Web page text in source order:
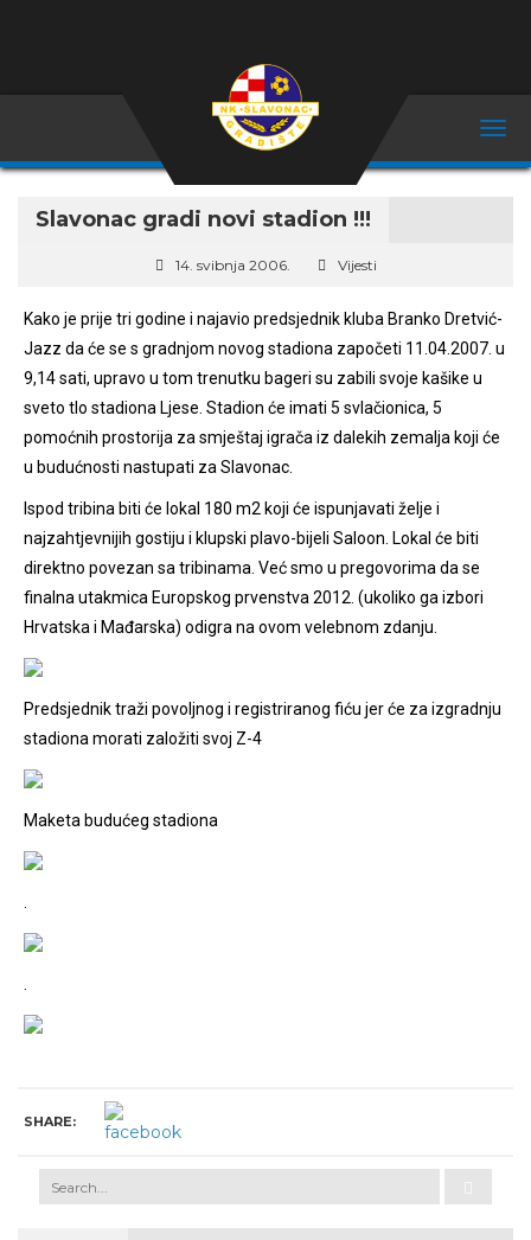
Slavonac gradi novi stadion !!!
14. svibnja 2006. Vijesti
Kako je prije tri godine i najavio predsjednik kluba Branko Dretvić-
Jazz da će se s gradnjom novog stadiona započeti 11.04.2007. u
9,14 sati, upravo u tom trenutku bageri su zabili svoje kašike u
sveto tlo stadiona Ljese. Stadion će imati 5 svlačionica, 5
pomoćnih prostorija za smještaj igrača iz dalekih zemalja koji će
u budućnosti nastupati za Slavonac.
Ispod tribina biti će lokal 180 m2 koji će ispunjavati želje i
najzahtjevnijih gostiju i klupski plavo-bijeli Saloon. Lokal će biti
direktno povezan sa tribinama. Već smo u pregovorima da se
finalna utakmica Europskog prvenstva 2012. (ukoliko ga izbori
Hrvatska i Mađarska) odigra na ovom velebnom zdanju.
Predsjednik traži povoljnog i registriranog fiću jer će za izgradnju
stadiona morati založiti svoj Z-4
Maketa budućeg stadiona
SHARE: